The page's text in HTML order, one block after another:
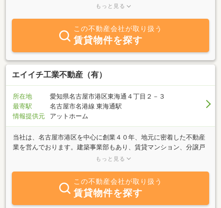
され愛される不動産業者を目指して日々営業致しております。 売
お気軽にご相談ください。 創業３５年以上、親切・丁寧・迅速を
モットーにアットホームな雰囲気で対応させていただきます。お近
くにお越しの際はお気軽にお寄り下さい。
もっと見る
この不動産会社が取り扱う
賃貸物件を探す
エイイチ工業不動産（有）
所在地
愛知県名古屋市港区東海通４丁目２－３
最寄駅
名古屋市名港線 東海通駅
情報提供元
アットホーム
当社は、名古屋市港区を中心に創業４０年、地元に密着した不動産
業を営んでおります。建築事業部もあり、賃貸マンション、分譲戸
建、工場倉庫の建築実績も豊富です。不動産、建築のプロとして、
も、親身に対応させていただきますので、お気軽にお問い合わせく
もっと見る
この不動産会社が取り扱う
賃貸物件を探す